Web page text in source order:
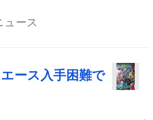
ュース
ース入手困難で